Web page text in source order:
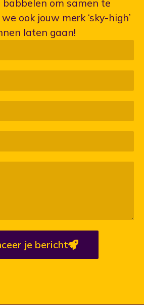
babbelen om samen te
ook jouw merk ‘sky-high’
laten gaan!
je bericht